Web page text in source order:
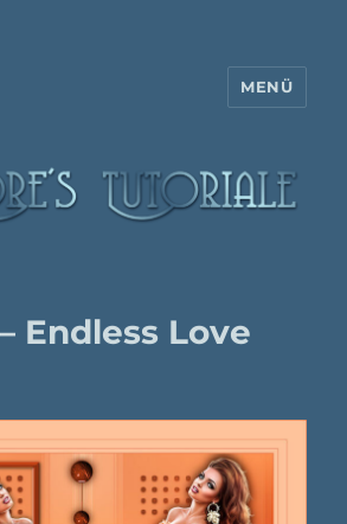
MENÜ
Endless Love